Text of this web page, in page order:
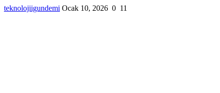
teknolojiigundemi Ocak 10, 2026 0 11